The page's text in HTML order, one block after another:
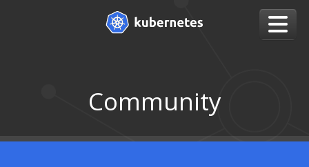
Community